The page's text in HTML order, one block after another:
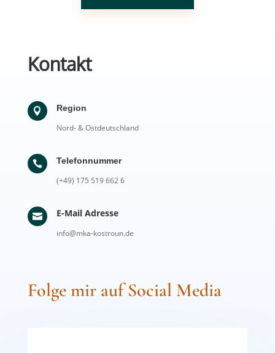
Kontakt
 Region
Nord- & Ostdeutschland
 Telefonnummer
(+49) 175 519 662 6
 E-Mail Adresse
info@mka-kostroun.de
Folge mir auf Social Media